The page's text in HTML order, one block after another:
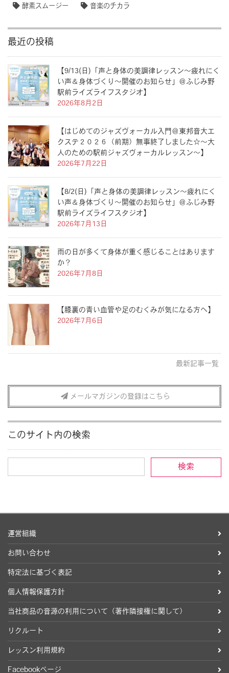
酵素スムージー 音楽のチカラ
最近の投稿
【9/13(日)「声と身体の美調律レッスン〜疲れにく
い声＆身体づくり〜開催のお知らせ」＠ふじみ野
駅前ライズライフスタジオ】
2026年8月2日
【はじめてのジャズヴォーカル入門＠東邦音大エ
クステ２０２６（前期）無事終了しました☆〜大
人のための駅前ジャズヴォーカルレッスン〜】
2026年7月22日
【8/2(日)「声と身体の美調律レッスン〜疲れにく
い声＆身体づくり〜開催のお知らせ」＠ふじみ野
駅前ライズライフスタジオ】
2026年7月13日
雨の日が多くて身体が重く感じることはあります
か？
2026年7月8日
【膝裏の青い血管や足のむくみが気になる方へ】
2026年7月6日
最新記事一覧
メールマガジンの登録はこちら
このサイト内の検索
運営組織
お問い合わせ
特定法に基づく表記
個人情報保護方針
当社商品の音源の利用について（著作隣接権に関して）
リクルート
レッスン利用規約
Facebookページ